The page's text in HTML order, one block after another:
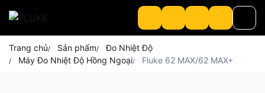
Trang chủ Sản phẩm
Đo Nhiệt Độ
Máy Đo Nhiệt Độ Hồng Ngoại
Fluke 62 MAX/62 MAX+